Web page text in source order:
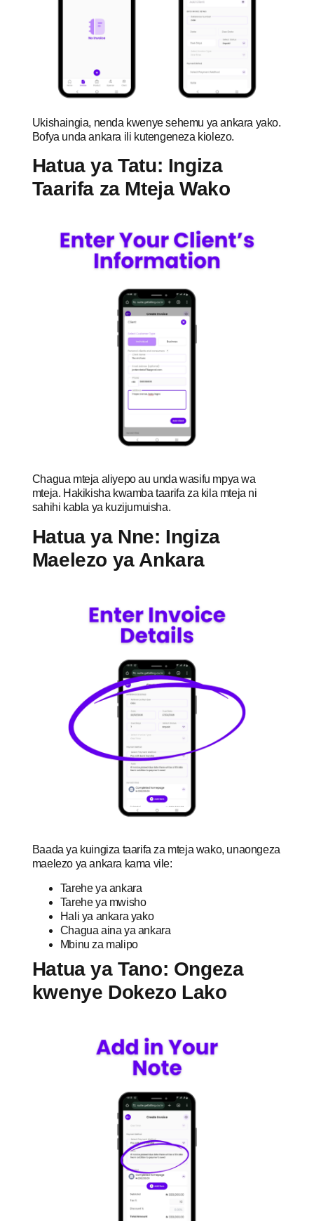
Ukishaingia, nenda kwenye sehemu ya ankara yako.
Bofya unda ankara ili kutengeneza kiolezo.
Hatua ya Tatu: Ingiza
Taarifa za Mteja Wako
Chagua mteja aliyepo au unda wasifu mpya wa
mteja. Hakikisha kwamba taarifa za kila mteja ni
sahihi kabla ya kuzijumuisha.
Hatua ya Nne: Ingiza
Maelezo ya Ankara
Baada ya kuingiza taarifa za mteja wako, unaongeza
maelezo ya ankara kama vile:
Tarehe ya ankara
Tarehe ya mwisho
Hali ya ankara yako
Chagua aina ya ankara
Mbinu za malipo
Hatua ya Tano: Ongeza
kwenye Dokezo Lako